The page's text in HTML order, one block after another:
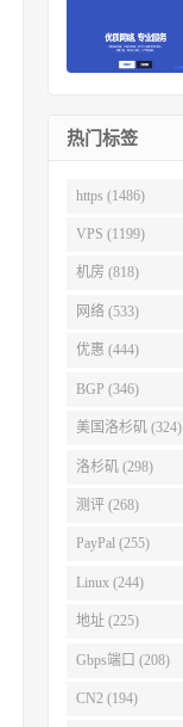
热门标签
https (1486)
VPS (1199)
机房 (818)
网络 (533)
优惠 (444)
BGP (346)
美国洛杉矶 (324)
洛杉矶 (298)
测评 (268)
PayPal (255)
Linux (244)
地址 (225)
Gbps端口 (208)
CN2 (194)